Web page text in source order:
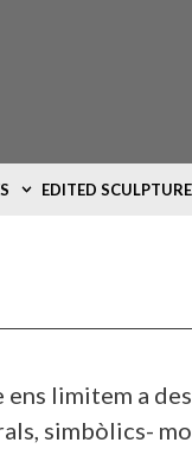
EDITED
limitem a
simbòlics-